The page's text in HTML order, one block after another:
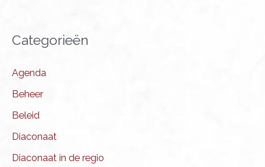
Categorieën
Agenda
Beheer
Beleid
Diaconaat
Diaconaat in de regio